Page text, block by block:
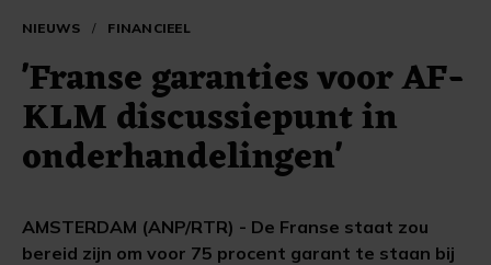
NIEUWS / FINANCIEEL
'Franse garanties voor AF-
KLM discussiepunt in
onderhandelingen'
AMSTERDAM (ANP/RTR) - De Franse staat zou
bereid zijn om voor 75 procent garant te staan bij